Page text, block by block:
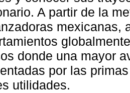
A partir de la
mexicanas,
donde una mayor
por las
utilidades.